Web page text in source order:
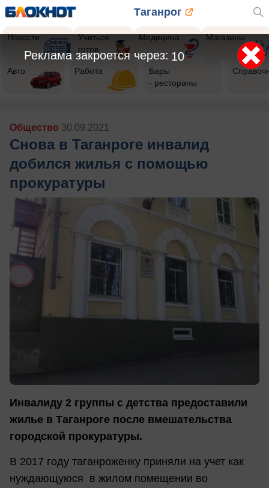
Таганрог
Новости
Учиться
готов
Медицина Магазины
Авто Работа
Бары
- рестораны
Общество 30.09.2021
Снова в Таганроге инвалид
добился жилья с помощью
прокуратуры
Инвалиду 2 группы с детства предоставили
жилье в Таганроге после вмешательства
городской прокуратуры.
В 2017 году таганроженку приняли на учет как
нуждающуюся в жилом помещении во
7
Реклама закроется через: